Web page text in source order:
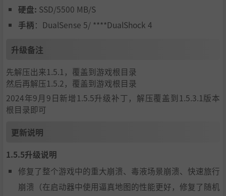
硬盘: SSD/5500 MB/S
手柄：DualSense 5/ ****DualShock 4
升级备注
先解压出来1.5.1，覆盖到游戏根目录
然后再解压1.5.2，覆盖到游戏根目录
2024年9月9日新增1.5.5升级补丁，解压覆盖到1.5.3.1版本
根目录即可
更新说明
1.5.5升级说明
修复了整个游戏中的重大崩溃、毒液场景崩溃、快速旅行
崩溃（在启动器中使用逼真地图的性能更好，修复了随机